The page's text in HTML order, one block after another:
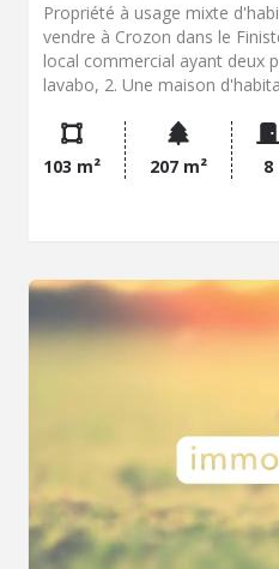
Propriété à usage mixte
vendre à Crozon dans le
local commercial ayant deux
lavabo, 2. Une maison
salle à manger, salon, une
véranda, . A l'étage : trois
lavabo, salle de bains, Grenier.
103 m² 207 m² 8